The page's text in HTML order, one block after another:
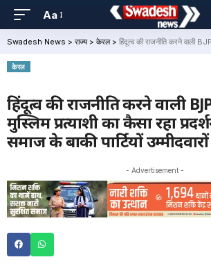
Aa
Swadesh News > राज्य> केरल> हिंदूत्व की राजनीति करने वाली BJP के एकलौते मुस्लिम प्रत्याशी का कैसा
केरल
हिंदूत्व की राजनीति करने वाली
मुस्लिम प्रत्याशी का कैसा रहा
समाज के बाकी पार्टियों
- Advertisement -